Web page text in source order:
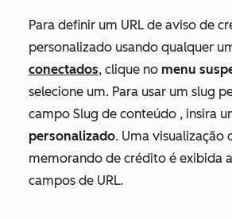
Para definir um URL de aviso de
personalizado usando qualquer
conectados, clique no menu
selecione um. Para usar um slug
campo Slug de conteúdo , insira
personalizado. Uma visualização
memorando de crédito é exibida
campos de URL.